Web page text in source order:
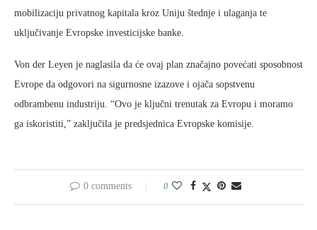
mobilizaciju privatnog kapitala kroz Uniju štednje i ulaganja te
uključivanje Evropske investicijske banke.
Von der Leyen je naglasila da će ovaj plan značajno povećati sposobnost
Evrope da odgovori na sigurnosne izazove i ojača sopstvenu
odbrambenu industriju. “Ovo je ključni trenutak za Evropu i moramo
ga iskoristiti,” zaključila je predsjednica Evropske komisije.
0 comments 0